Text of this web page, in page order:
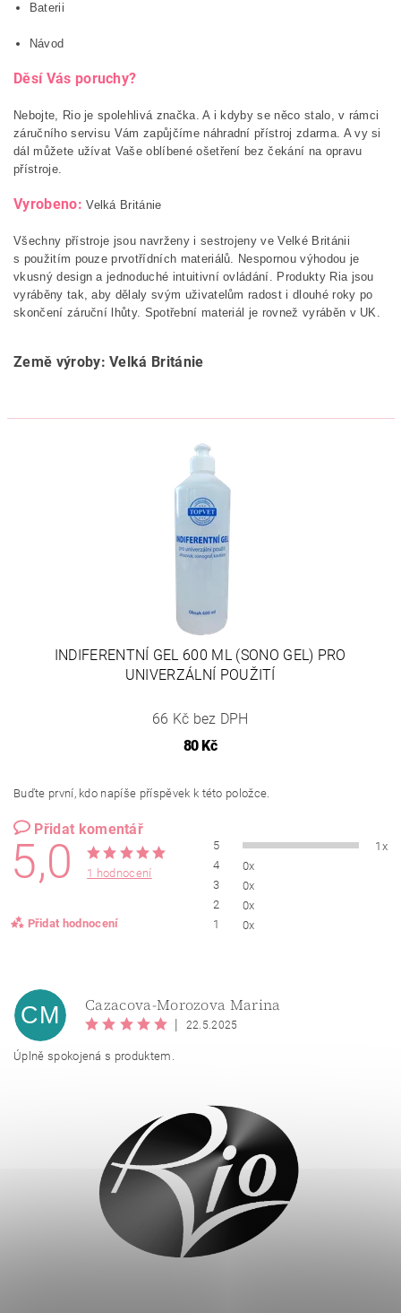
Baterii
Návod
Děsí Vás poruchy?
Nebojte, Rio je spolehlivá značka. A i kdyby se něco stalo, v rámci
záručního servisu Vám zapůjčíme náhradní přístroj zdarma. A vy si
dál můžete užívat Vaše oblíbené ošetření bez čekání na opravu
přístroje.
Vyrobeno:Velká Británie
Všechny přístroje jsou navrženy i sestrojeny ve Velké Británii
s použitím pouze prvotřídních materiálů. Nespornou výhodou je
vkusný design a jednoduché intuitivní ovládání. Produkty Ria jsou
vyráběny tak, aby dělaly svým uživatelům radost i dlouhé roky po
skončení záruční lhůty. Spotřební materiál je rovnež vyráběn v UK.
Země výroby: Velká Británie
INDIFERENTNÍ GEL 600 ML (SONO GEL) PRO
UNIVERZÁLNÍ POUŽITÍ
66 Kč bez DPH
80 Kč
Buďte první, kdo napíše příspěvek k této položce.
Přidat komentář
5,0 1 hodnocení
Přidat hodnocení
5
1x
4
0x
3
0x
2
0x
1
0x
Vložením hodnocení souhlasíte se
zásadami ochrany
osobních údajů
CM Cazacova-Morozova Marina
| 22.5.2025
Úplně spokojená s produktem.